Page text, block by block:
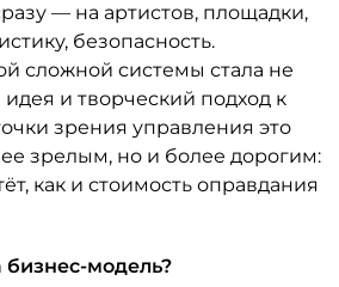
— на артистов, площадки,
безопасность.
сложной системы стала не
и творческий подход к
зрения управления это
зрелым, но и более дорогим:
как и стоимость оправдания
бизнес-модель?